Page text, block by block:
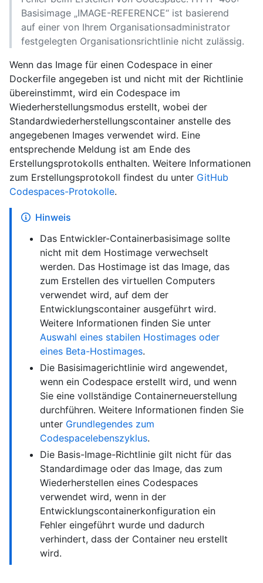
Basisimage „IMAGE-REFERENCE“ ist basierend
auf einer von Ihrem Organisationsadministrator
festgelegten Organisationsrichtlinie nicht zulässig.
Wenn das Image für einen Codespace in einer
Dockerfile angegeben ist und nicht mit der Richtlinie
übereinstimmt, wird ein Codespace im
Wiederherstellungsmodus erstellt, wobei der
Standardwiederherstellungscontainer anstelle des
angegebenen Images verwendet wird. Eine
entsprechende Meldung ist am Ende des
Erstellungsprotokolls enthalten. Weitere Informationen
zum Erstellungsprotokoll findest du unter GitHub
Codespaces-Protokolle.
Hinweis
Das Entwickler-Containerbasisimage sollte
nicht mit dem Hostimage verwechselt
werden. Das Hostimage ist das Image, das
zum Erstellen des virtuellen Computers
verwendet wird, auf dem der
Entwicklungscontainer ausgeführt wird.
Weitere Informationen finden Sie unter
Auswahl eines stabilen Hostimages oder
eines Beta-Hostimages.
Die Basisimagerichtlinie wird angewendet,
wenn ein Codespace erstellt wird, und wenn
Sie eine vollständige Containerneuerstellung
durchführen. Weitere Informationen finden Sie
unter Grundlegendes zum
Codespacelebenszyklus.
Die Basis-Image-Richtlinie gilt nicht für das
Standardimage oder das Image, das zum
Wiederherstellen eines Codespaces
verwendet wird, wenn in der
Entwicklungscontainerkonfiguration ein
Fehler eingeführt wurde und dadurch
verhindert, dass der Container neu erstellt
wird.